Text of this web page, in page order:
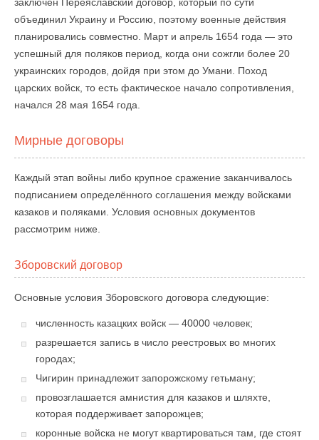
объединил Украину и Россию, поэтому военные действия
планировались совместно. Март и апрель 1654 года — это
успешный для поляков период, когда они сожгли более 20
украинских городов, дойдя при этом до Умани. Поход
царских войск, то есть фактическое начало сопротивления,
начался 28 мая 1654 года.
Мирные договоры
Каждый этап войны либо крупное сражение заканчивалось
подписанием определённого соглашения между войсками
казаков и поляками. Условия основных документов
рассмотрим ниже.
Зборовский договор
Основные условия Зборовского договора следующие:
численность казацких войск — 40000 человек;
разрешается запись в число реестровых во многих
городах;
Чигирин принадлежит запорожскому гетьману;
провозглашается амнистия для казаков и шляхте,
которая поддерживает запорожцев;
коронные войска не могут квартироваться там, где стоят